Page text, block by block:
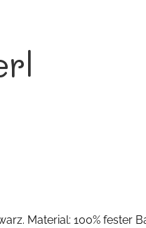
Material: 100% fester